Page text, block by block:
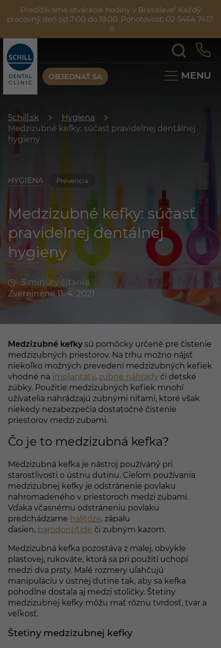
Predĺžili sme otváracie hodiny v Bratislave! Každý
pracovný deň od 7:00 do 19:00. Pohotovosť: 02 5464 7417.
MENU
OBJEDNAŤ SA
Schill.sk
Hygiena
Medzizubné kefky: súčasť pravidelnej dentálnej
hygieny
HYGIENA Prevencia
Medzizubné kefky: súčasť
pravidelnej dentálnej
hygieny
3 minúty čítania
Zverejnené 11. 4. 2021
Medzizubné kefky sú pomôcky určené pre čistenie
medzizubných priestorov. Na trhu možno nájsť
niekoľko možných prevedení medzizubných kefiek
vhodné na implantáty, zubné náhrady či detské
zúbky. Použitie medzizubných kefiek mnohí
užívatelia nahrádzajú zubnými niťami, ktoré však
niekedy nezabezpečia dostatočné čistenie
priestorov medzi zubami.
Čo je to medzizubná kefka?
Medzizubná kefka je nástroj používaný pri
starostlivosti o ústnu dutinu. Cieľom používania
medzizubnej kefky je odstránenie povlaku
nahromadeného v priestoroch medzi zubami.
Vďaka včasnému odstráneniu povlaku
predchádzame halitóze, zápalu
ďasien, parodontitíde či zubným kazom.
Medzizubná kefka pozostáva z malej, obvykle
plastovej, rukoväte, ktorá sa pri použití uchopí
medzi dva prsty. Malé rozmery uľahčujú
manipuláciu v ústnej dutine tak, aby sa kefka
pohodlne dostala aj medzi stoličky. Štetiny
medzizubnej kefky môžu mať rôznu tvrdosť, tvar a
veľkosť.
Štetiny medzizubnej kefky